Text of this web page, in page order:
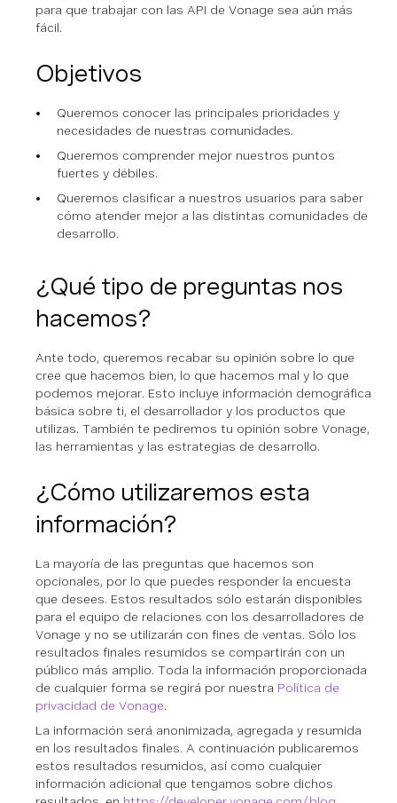
para que trabajar con las API de Vonage sea aún más
fácil.
Objetivos
Queremos conocer las principales prioridades y
necesidades de nuestras comunidades.
Queremos comprender mejor nuestros puntos
fuertes y débiles.
Queremos clasificar a nuestros usuarios para saber
cómo atender mejor a las distintas comunidades de
desarrollo.
¿Qué tipo de preguntas nos
hacemos?
Ante todo, queremos recabar su opinión sobre lo que
cree que hacemos bien, lo que hacemos mal y lo que
podemos mejorar. Esto incluye información demográfica
básica sobre ti, el desarrollador y los productos que
utilizas. También te pediremos tu opinión sobre Vonage,
las herramientas y las estrategias de desarrollo.
¿Cómo utilizaremos esta
información?
La mayoría de las preguntas que hacemos son
opcionales, por lo que puedes responder la encuesta
que desees. Estos resultados sólo estarán disponibles
para el equipo de relaciones con los desarrolladores de
Vonage y no se utilizarán con fines de ventas. Sólo los
resultados finales resumidos se compartirán con un
público más amplio. Toda la información proporcionada
de cualquier forma se regirá por nuestra Política de
privacidad de Vonage.
La información será anonimizada, agregada y resumida
en los resultados finales. A continuación publicaremos
estos resultados resumidos, así como cualquier
información adicional que tengamos sobre dichos